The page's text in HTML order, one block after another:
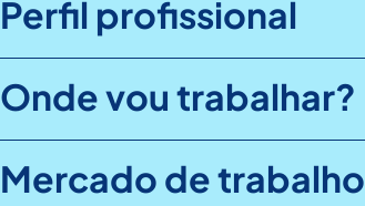
Perfil profissional
Onde vou trabalhar?
Mercado de trabalho